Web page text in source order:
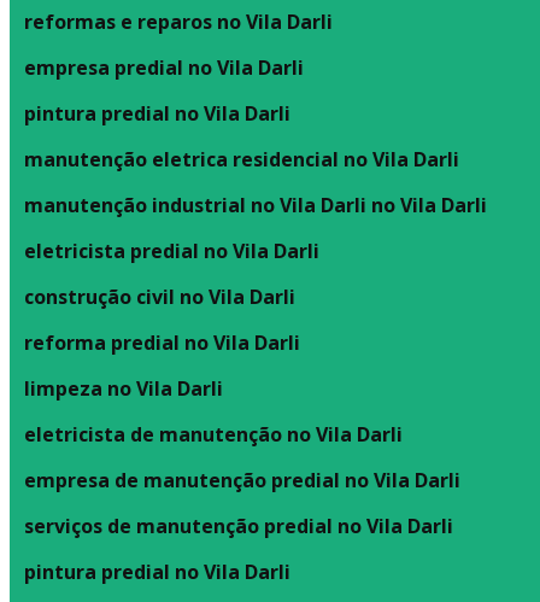
reformas e reparos no Vila Darli
empresa predial no Vila Darli
pintura predial no Vila Darli
manutenção eletrica residencial no Vila Darli
manutenção industrial no Vila Darli no Vila Darli
eletricista predial no Vila Darli
construção civil no Vila Darli
reforma predial no Vila Darli
limpeza no Vila Darli
eletricista de manutenção no Vila Darli
empresa de manutenção predial no Vila Darli
serviços de manutenção predial no Vila Darli
pintura predial no Vila Darli